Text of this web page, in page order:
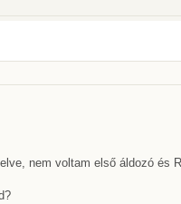
nem voltam első áldozó és